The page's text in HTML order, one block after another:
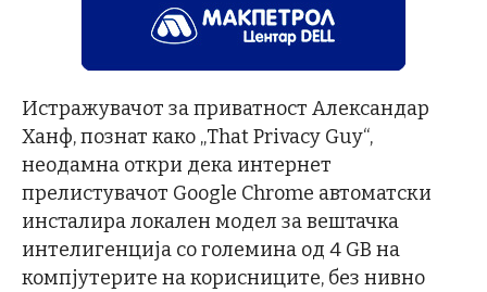
Истражувачот за приватност Александар
Ханф, познат како „That Privacy Guy“,
неодамна откри дека интернет
прелистувачот Google Chrome автоматски
инсталира локален модел за вештачка
интелигенција со големина од 4 GB на
компјутерите на корисниците, без нивно